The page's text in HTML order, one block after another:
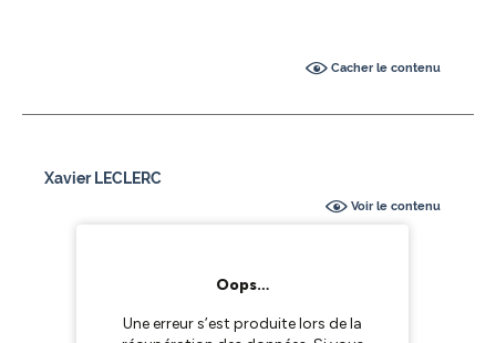
Cacher le contenu
Xavier LECLERC
Voir le contenu